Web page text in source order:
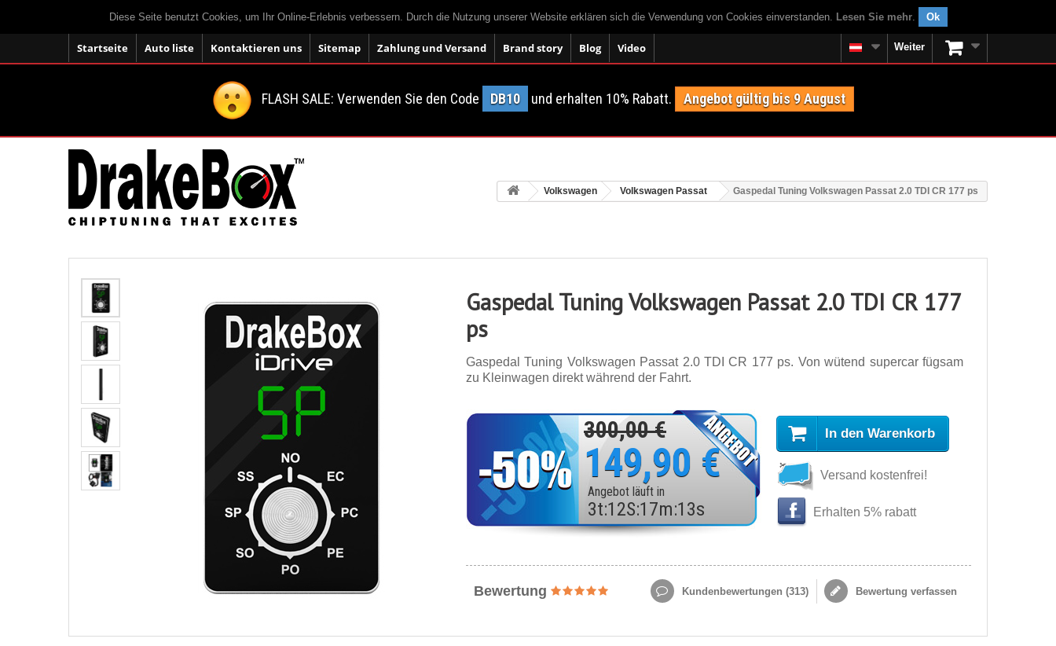
Diese Seite benutzt Cookies, um Ihr Online-Erlebnis verbessern. Durch die Nutzung unserer Website erklären sich die Verwendung von Cookies einverstanden. Lesen Sie mehr. Ok
Startseite Auto liste Kontaktieren uns Sitemap Zahlung und Versand Brand story Blog Video Weiter
FLASH SALE: Verwenden Sie den Code DB10 und erhalten 10% Rabatt. Angebot gültig bis 9 August
Volkswagen Volkswagen Passat Gaspedal Tuning Volkswagen Passat 2.0 TDI CR 177 ps
Gaspedal Tuning Volkswagen Passat 2.0 TDI CR 177
ps
Gaspedal Tuning Volkswagen Passat 2.0 TDI CR 177 ps. Von wütend supercar fügsam
zu Kleinwagen direkt während der Fahrt.
300,00 €
149,90 €
Angebot läuft in
3t:12S:17m:11s
In den Warenkorb
Versand kostenfrei!
Erhalten 5% rabatt
Bewertung Kundenbewertungen (313) Bewertung verfassen